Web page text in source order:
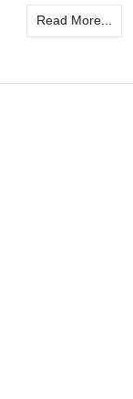
Read More...